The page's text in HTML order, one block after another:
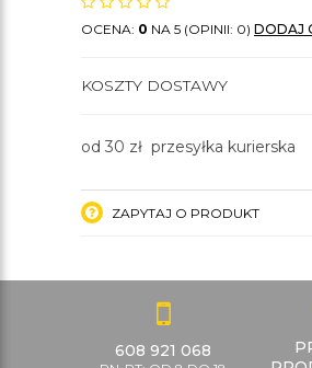
OCENA: 0 NA 5 (OPINII: 0) DODAJ
KOSZTY DOSTAWY
od 30 zł przesyłka kurierska
ZAPYTAJ O PRODUKT
608 921 068